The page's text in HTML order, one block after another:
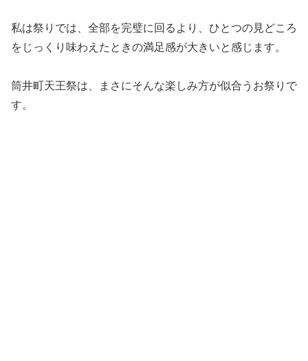
私は祭りでは、全部を完璧に回るより、ひとつの見どころ
をじっくり味わえたときの満足感が大きいと感じます。
筒井町天王祭は、まさにそんな楽しみ方が似合うお祭りで
す。